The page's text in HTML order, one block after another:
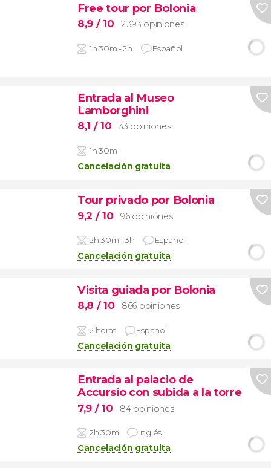
Free tour por Bolonia
8,9 / 10 2.393 opiniones
1h 30m - 2h Español
Entrada al Museo
Lamborghini
8,1 / 10 33 opiniones
1h 30m
Cancelación gratuita
Tour privado por Bolonia
9,2 / 10 96 opiniones
2h 30m - 3h Español
Cancelación gratuita
Visita guiada por Bolonia
8,8 / 10 866 opiniones
2 horas Español
Cancelación gratuita
Entrada al palacio de
Accursio con subida a la torre
7,9 / 10 84 opiniones
2h 30m Inglés
Cancelación gratuita